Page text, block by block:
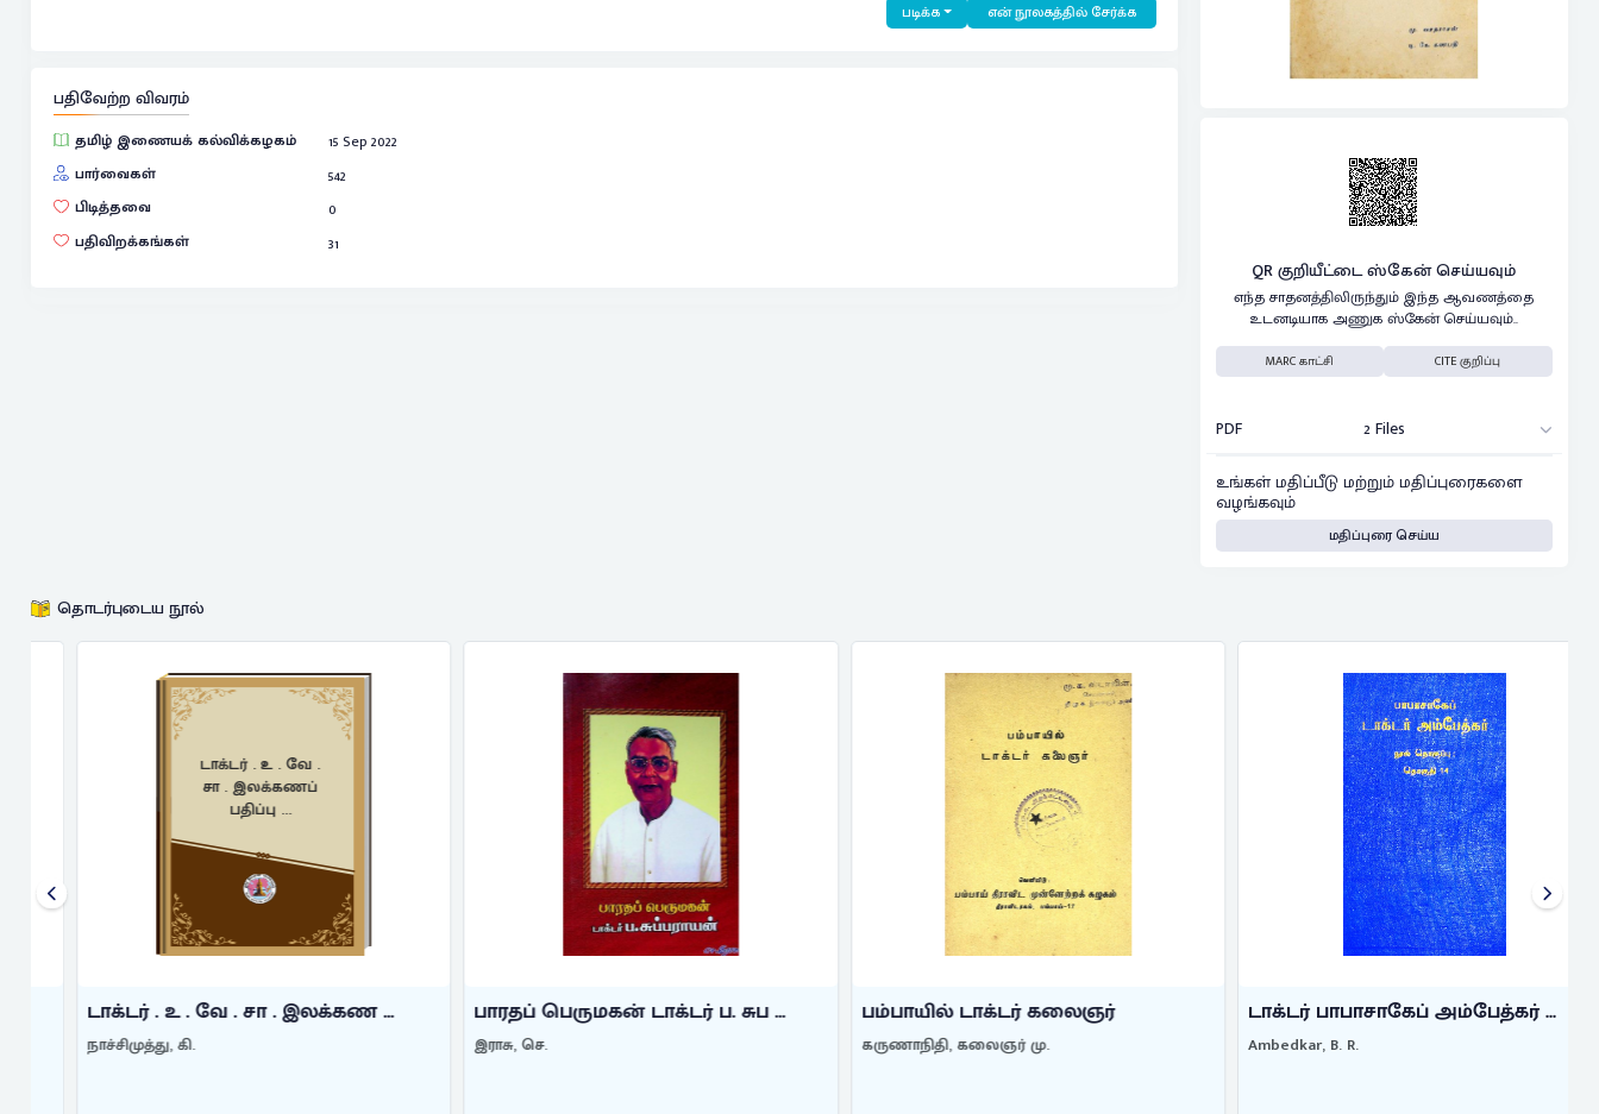
படிக்க என் நூலகத்தில் சேர்க்க
பதிவேற்ற விவரம்
தமிழ் இணையக் கல்விக்கழகம்
15 Sep 2022
பார்வைகள்
542
பிடித்தவை
0
பதிவிறக்கங்கள்
31
QR குறியீட்டை ஸ்கேன் செய்யவும்
எந்த சாதனத்திலிருந்தும் இந்த ஆவணத்தை
உடனடியாக அணுக ஸ்கேன் செய்யவும்..
MARC காட்சி CITE குறிப்பு
PDF 2 Files
உங்கள் மதிப்பீடு மற்றும் மதிப்புரைகளை
வழங்கவும்
மதிப்புரை செய்ய
தொடர்புடைய நூல்
டாக்டர் . உ . வே .
சா . இலக்கணப்
பதிப்பு ...
டாக்டர் . உ . வே . சா . இலக்கண ...
நாச்சிமுத்து, கி.
பாரதப் பெருமகன் டாக்டர் ப. சுப ...
இராசு, செ.
பம்பாயில் டாக்டர் கலைஞர்
கருணாநிதி, கலைஞர் மு.
டாக்டர் பாபாசாகேப் அம்பேத்கர் ...
Ambedkar, B. R.